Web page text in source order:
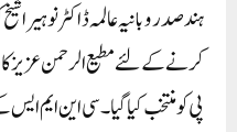
ہند صدر و بانیہ عالمہ ڈاکٹر نوہیرا
کرنے کے لئے مطیع الرحمن عزیز
پی کو منتخب کیا گیا۔سی این ایم